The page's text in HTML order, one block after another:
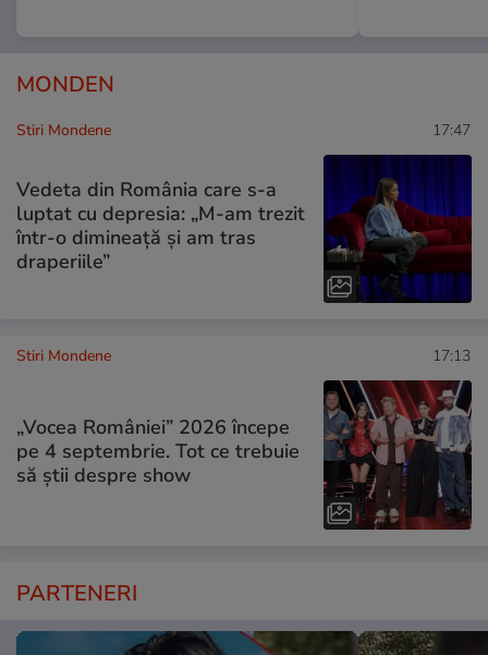
MONDEN
Stiri Mondene 17:47
Vedeta din România care s-a
luptat cu depresia: „M-am trezit
într-o dimineață și am tras
draperiile”
Stiri Mondene 17:13
„Vocea României” 2026 începe
pe 4 septembrie. Tot ce trebuie
să știi despre show
PARTENERI